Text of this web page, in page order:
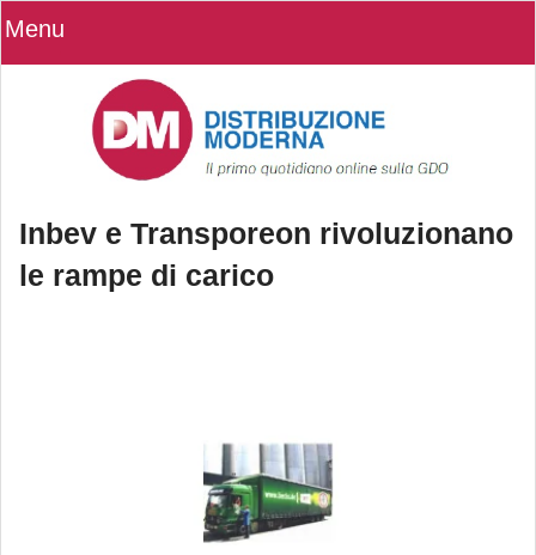
Menu
Inbev e Transporeon rivoluzionano
le rampe di carico